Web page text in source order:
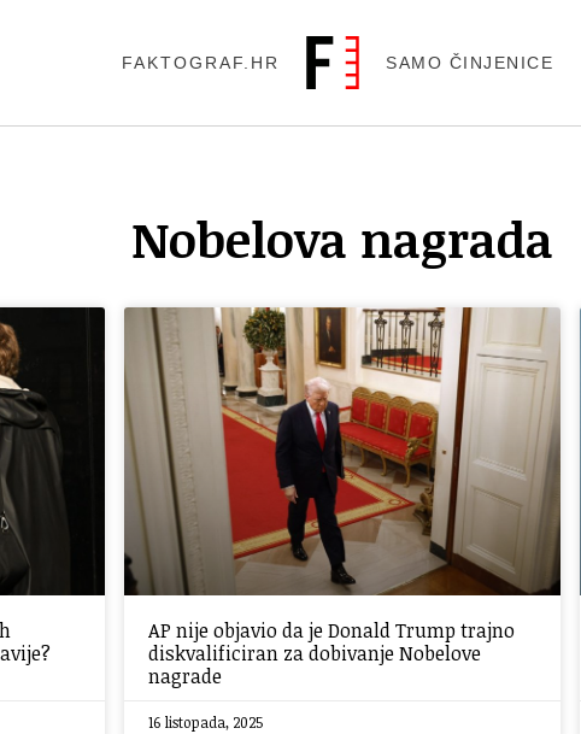
FAKTOGRAF.HR SAMO ČINJENICE
Nobelova nagrada
AP nije objavio da je Donald Trump trajno
diskvalificiran za dobivanje Nobelove
nagrade
16 listopada, 2025